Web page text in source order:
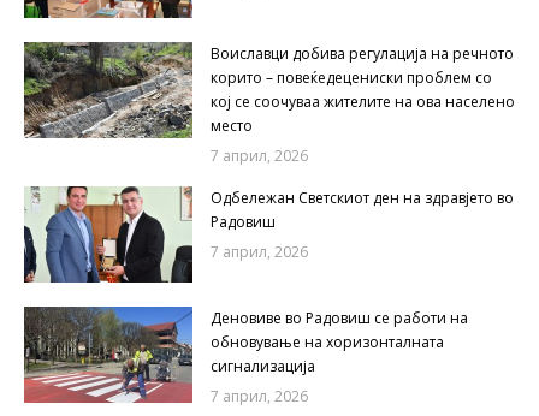
Воиславци добива регулација на речното
корито – повеќедецениски проблем со
кој се соочуваа жителите на ова населено
место
7 април, 2026
Одбележан Светскиот ден на здравјето во
Радовиш
7 април, 2026
Деновиве во Радовиш се работи на
обновување на хоризонталната
сигнализација
7 април, 2026